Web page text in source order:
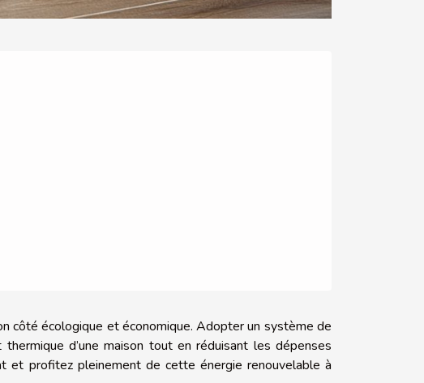
côté écologique et économique. Adopter un système de
d’une maison tout en réduisant les dépenses
et profitez pleinement de cette énergie renouvelable à